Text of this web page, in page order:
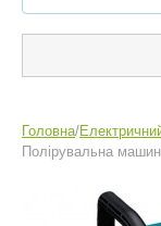
Головна/
Полірувальна